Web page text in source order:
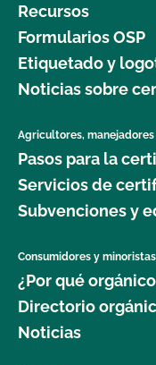
Recursos
Formularios OSP
Etiquetado y
Noticias sobre
Agricultores,
Pasos para la
Servicios de
Subvenciones y
Consumidores y minoristas
¿Por qué
Directorio
Noticias